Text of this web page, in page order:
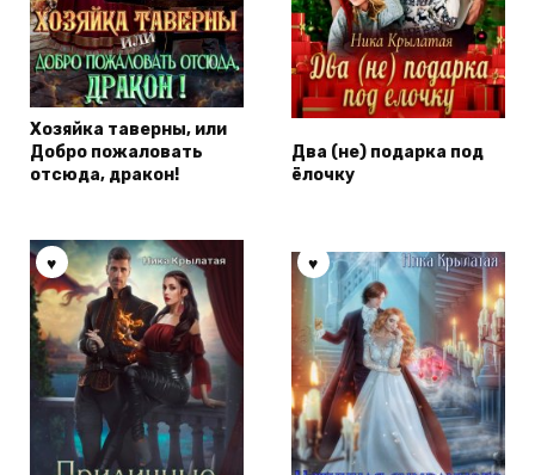
Хозяйка таверны, или
Добро пожаловать
отсюда, дракон!
Два (не) подарка под
ёлочку